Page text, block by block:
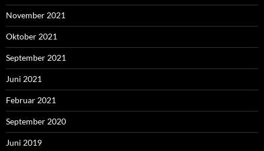
November 2021
Oktober 2021
September 2021
Juni 2021
Februar 2021
September 2020
Juni 2019